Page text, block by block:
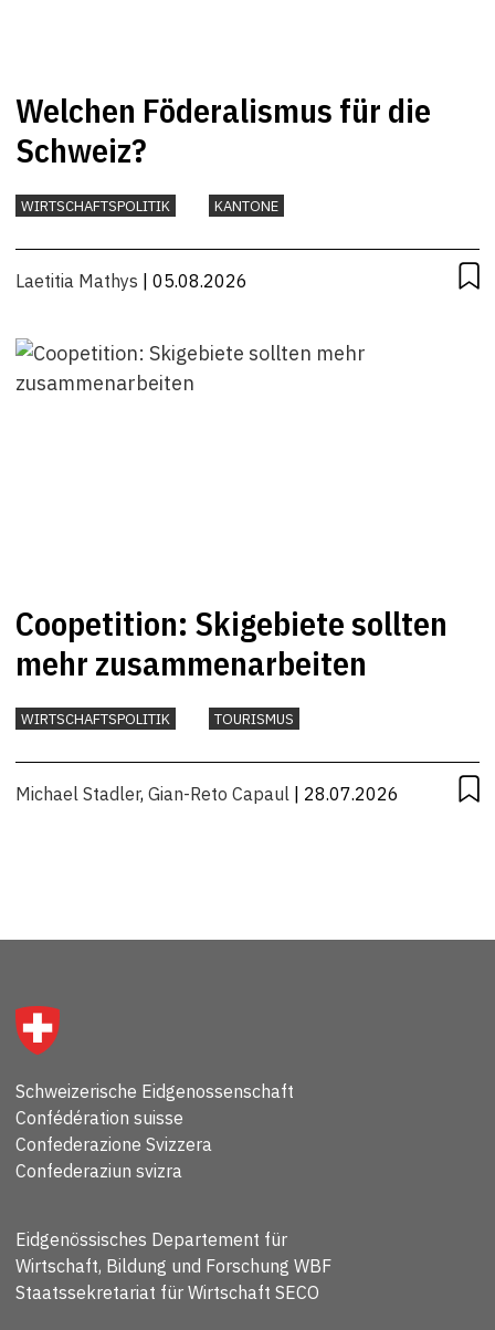
Welchen Föderalismus für die
Schweiz?
WIRTSCHAFTSPOLITIK KANTONE
Laetitia Mathys | 05.08.2026
Coopetition: Skigebiete sollten
mehr zusammenarbeiten
WIRTSCHAFTSPOLITIK TOURISMUS
Michael Stadler, Gian-Reto Capaul | 28.07.2026
Schweizerische Eidgenossenschaft
Confédération suisse
Confederazione Svizzera
Confederaziun svizra
Eidgenössisches Departement für
Wirtschaft, Bildung und Forschung WBF
Staatssekretariat für Wirtschaft SECO